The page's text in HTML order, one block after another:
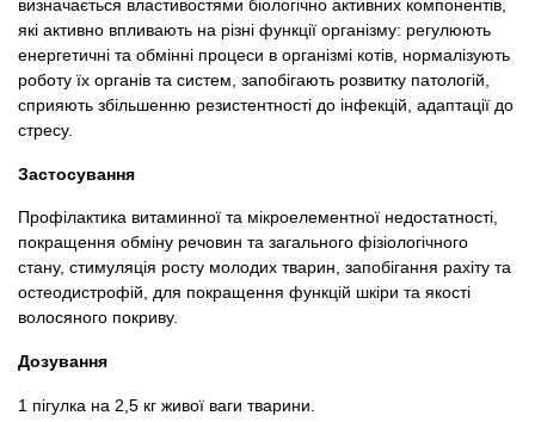
визначається властивостями біологічно активних компонентів,
які активно впливають на різні функції організму: регулюють
енергетичні та обмінні процеси в організмі котів, нормалізують
роботу їх органів та систем, запобігають розвитку патологій,
сприяють збільшенню резистентності до інфекцій, адаптації до
стресу.
Застосування
Профілактика витаминної та мікроелементної недостатності,
покращення обміну речовин та загального фізіологічного
стану, стимуляція росту молодих тварин, запобігання рахіту та
остеодистрофій, для покращення функцій шкіри та якості
волосяного покриву.
Дозування
1 пігулка на 2,5 кг живої ваги тварини.